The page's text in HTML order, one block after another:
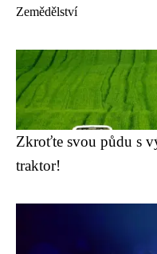
Zemědělství
Zkroťte svou půdu s
traktor!